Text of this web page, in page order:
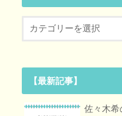
【最新記事】
佐々木希